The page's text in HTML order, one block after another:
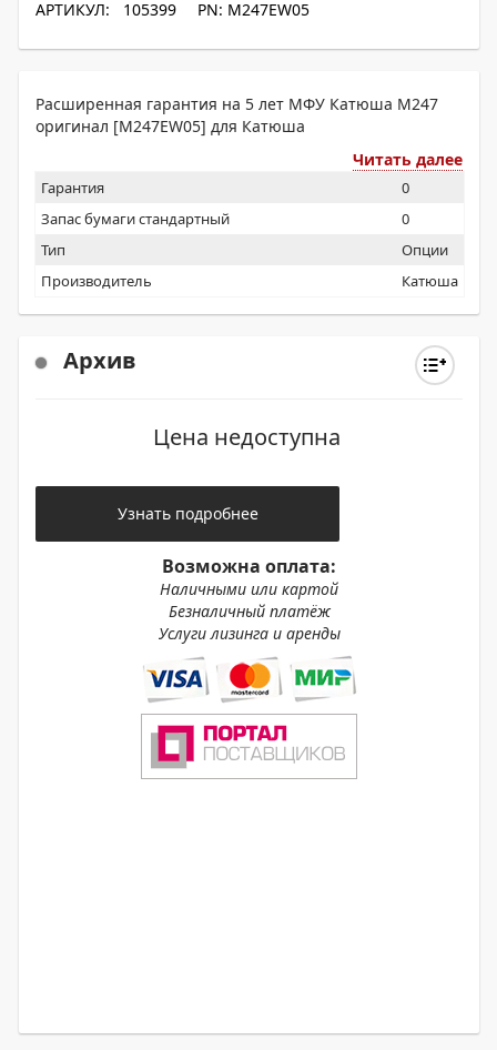
АРТИКУЛ: 105399 PN: M247EW05
Расширенная гарантия на 5 лет МФУ Катюша М247
оригинал [M247EW05] для Катюша
Читать далее
Гарантия
0
Запас бумаги стандартный
0
Тип
Опции
Производитель
Катюша
Архив
Цена недоступна
Узнать подробнее
Возможна оплата:
Наличными или картой
Безналичный платёж
Услуги лизинга и аренды